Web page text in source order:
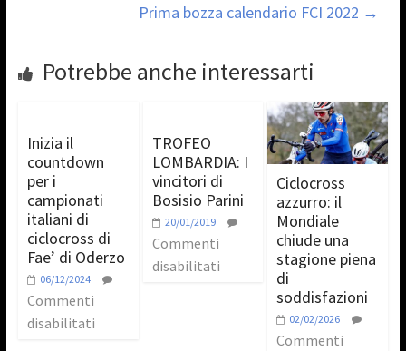
Prima bozza calendario FCI 2022 →
Potrebbe anche interessarti
Inizia il
countdown
per i
campionati
italiani di
ciclocross di
Fae’ di Oderzo
06/12/2024
Commenti
disabilitati
TROFEO
LOMBARDIA: I
vincitori di
Bosisio Parini
20/01/2019
Commenti
disabilitati
Ciclocross
azzurro: il
Mondiale
chiude una
stagione piena
di
soddisfazioni
02/02/2026
Commenti